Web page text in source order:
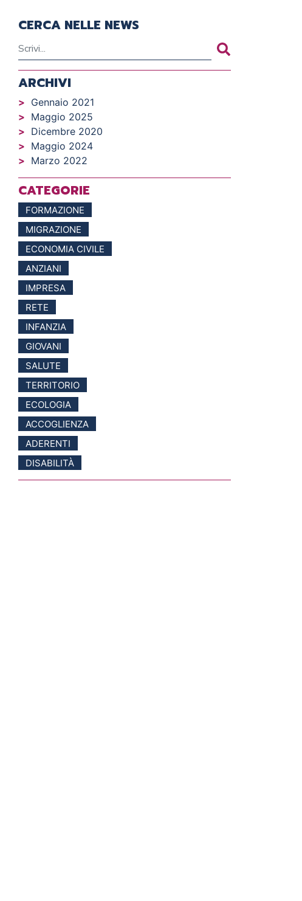
CERCA NELLE NEWS
ARCHIVI
Gennaio 2021
Maggio 2025
Dicembre 2020
Maggio 2024
Marzo 2022
CATEGORIE
FORMAZIONE
MIGRAZIONE
ECONOMIA CIVILE
ANZIANI
IMPRESA
RETE
INFANZIA
GIOVANI
SALUTE
TERRITORIO
ECOLOGIA
ACCOGLIENZA
ADERENTI
DISABILITÀ